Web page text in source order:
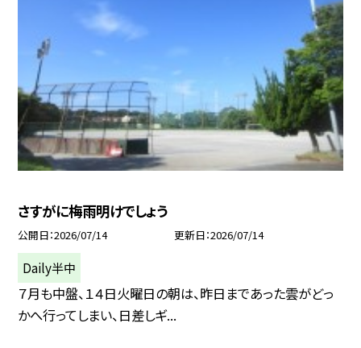
さすがに梅雨明けでしょう
公開日 2026/07/14 更新日 2026/07/14
Daily半中
７月も中盤、１４日火曜日の朝は、昨日まであった雲がどっ
かへ行ってしまい、日差しギ...